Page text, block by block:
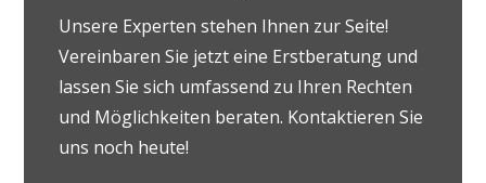
Unsere Experten stehen Ihnen zur Seite!
Vereinbaren Sie jetzt eine Erstberatung und
lassen Sie sich umfassend zu Ihren Rechten
und Möglichkeiten beraten. Kontaktieren Sie
uns noch heute!